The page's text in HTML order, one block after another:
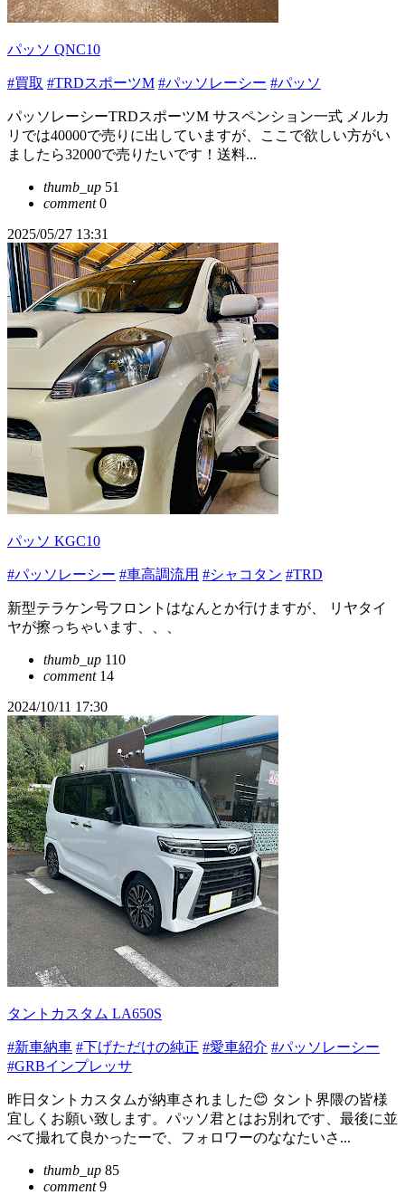
パッソ QNC10
#買取 #TRDスポーツM #パッソレーシー #パッソ
パッソレーシーTRDスポーツM サスペンション一式 メルカ
リでは40000で売りに出していますが、ここで欲しい方がい
ましたら32000で売りたいです！送料...
thumb_up 51
comment0
2025/05/27 13:31
パッソ KGC10
#パッソレーシー #車高調流用 #シャコタン #TRD
新型テラケン号フロントはなんとか行けますが、 リヤタイ
ヤが擦っちゃいます、、、
thumb_up 110
comment14
2024/10/11 17:30
タントカスタム LA650S
#新車納車 #下げただけの純正 #愛車紹介 #パッソレーシー
#GRBインプレッサ
昨日タントカスタムが納車されました😊 タント界隈の皆様
宜しくお願い致します。パッソ君とはお別れです、最後に並
べて撮れて良かったーで、フォロワーのななたいさ...
thumb_up 85
comment9